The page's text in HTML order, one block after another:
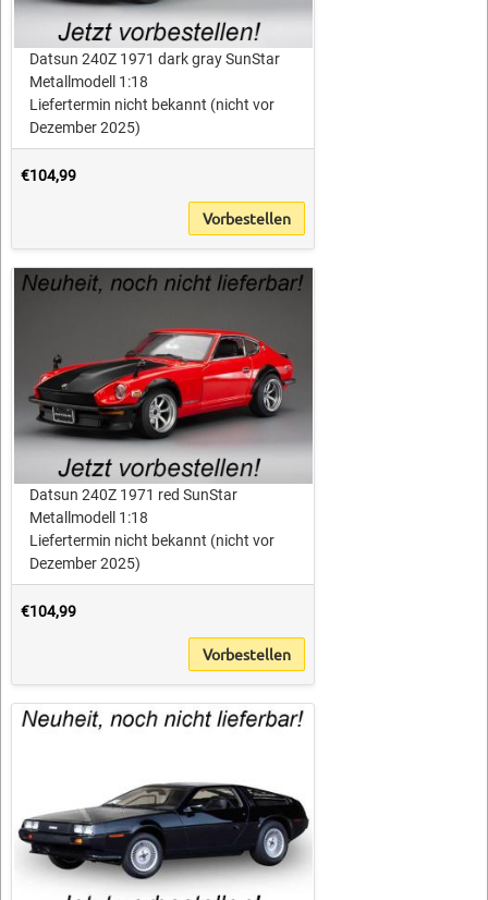
Datsun 240Z 1971 dark gray SunStar
Metallmodell 1:18
Liefertermin nicht bekannt (nicht vor
Dezember 2025)
€104,99
Vorbestellen
Datsun 240Z 1971 red SunStar
Metallmodell 1:18
Liefertermin nicht bekannt (nicht vor
Dezember 2025)
€104,99
Vorbestellen